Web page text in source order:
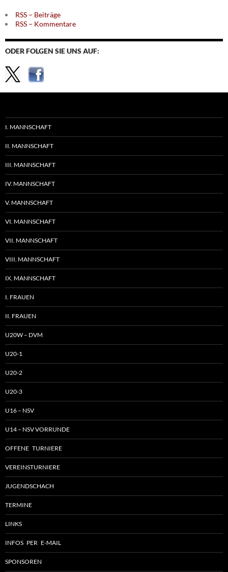
RSS – Beiträge
RSS – Kommentare
ODER FOLGEN SIE UNS AUF:
I. MANNSCHAFT
II. MANNSCHAFT
III. MANNSCHAFT
IV. MANNSCHAFT
V. MANNSCHAFT
VI. MANNSCHAFT
VII. MANNSCHAFT
VIII. MANNSCHAFT
IX. MANNSCHAFT
I. FRAUEN
II. FRAUEN
U20W – DVM
U20-1
U20-2
U20-3
U16 – NSV
U14 – NSV VORRUNDE
OFFENE TURNIERE
VEREINSTURNIERE
JUGENDSCHACH
TERMINE
LINKS
INFOS PER E-MAIL
SPONSOREN